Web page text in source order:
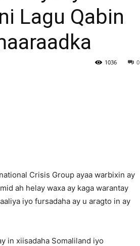
Newspaper
Lagu Qabin
0
1036
Crisis Group ayaa warbixin ay
ah helay waxa ay kaga warantay
iyo fursadaha ay u aragto in ay
in xiisadaha Somaliland iyo